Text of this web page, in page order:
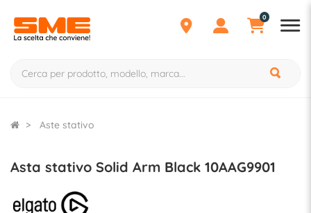
0
Aste stativo
Asta stativo Solid Arm Black 10AAG9901